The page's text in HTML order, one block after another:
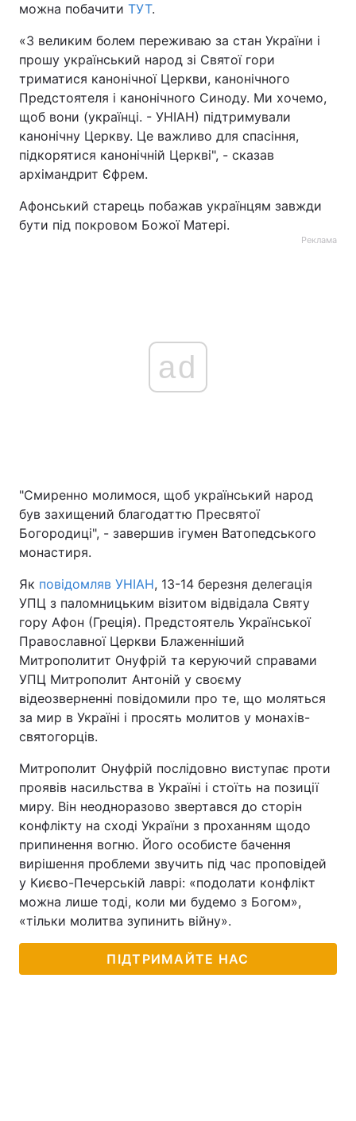
можна побачити ТУТ.
«З великим болем переживаю за стан України і
прошу український народ зі Святої гори
триматися канонічної Церкви, канонічного
Предстоятеля і канонічного Синоду. Ми хочемо,
щоб вони (українці. - УНІАН) підтримували
канонічну Церкву. Це важливо для спасіння,
підкорятися канонічній Церкві", - сказав
архімандрит Єфрем.
Афонський старець побажав українцям завжди
бути під покровом Божої Матері.
Реклама
ad
"Смиренно молимося, щоб український народ
був захищений благодаттю Пресвятої
Богородиці", - завершив ігумен Ватопедського
монастиря.
Як повідомляв УНІАН, 13-14 березня делегація
УПЦ з паломницьким візитом відвідала Святу
гору Афон (Греція). Предстоятель Української
Православної Церкви Блаженніший
Митрополитит Онуфрій та керуючий справами
УПЦ Митрополит Антоній у своєму
відеозверненні повідомили про те, що моляться
за мир в Україні і просять молитов у монахів-
святогорців.
Митрополит Онуфрій послідовно виступає проти
проявів насильства в Україні і стоїть на позиції
миру. Він неодноразово звертався до сторін
конфлікту на сході України з проханням щодо
припинення вогню. Його особисте бачення
вирішення проблеми звучить під час проповідей
у Києво-Печерській лаврі: «подолати конфлікт
можна лише тоді, коли ми будемо з Богом»,
«тільки молитва зупинить війну».
ПІДТРИМАЙТЕ НАС